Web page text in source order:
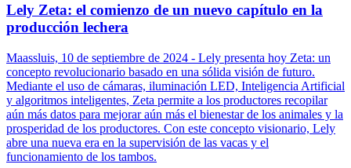
Lely Zeta: el comienzo de un nuevo capítulo en la
producción lechera
Maassluis, 10 de septiembre de 2024 - Lely presenta hoy Zeta: un
concepto revolucionario basado en una sólida visión de futuro.
Mediante el uso de cámaras, iluminación LED, Inteligencia Artificial
y algoritmos inteligentes, Zeta permite a los productores recopilar
aún más datos para mejorar aún más el bienestar de los animales y la
prosperidad de los productores. Con este concepto visionario, Lely
abre una nueva era en la supervisión de las vacas y el
funcionamiento de los tambos.